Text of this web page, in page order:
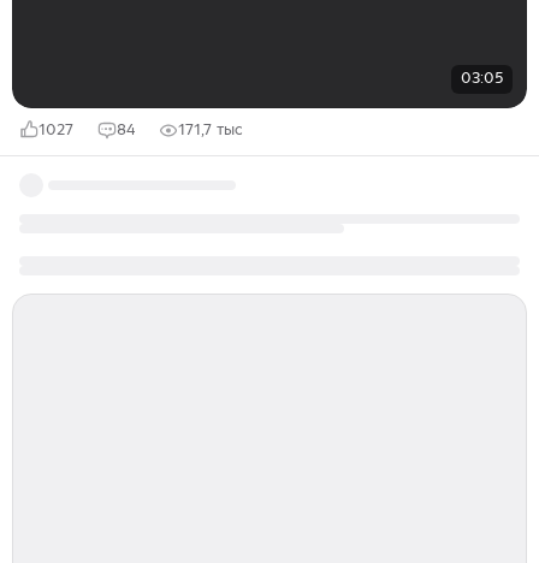
03:05
1027 84 171,7 тыс